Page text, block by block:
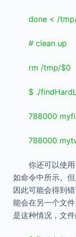
done < /
# clean up
rm /tmp/$0
$ ./
788000
788000
你还可以使用
如命令中所示。
因此可能会得到
能会在另一个文
是这种情况，文